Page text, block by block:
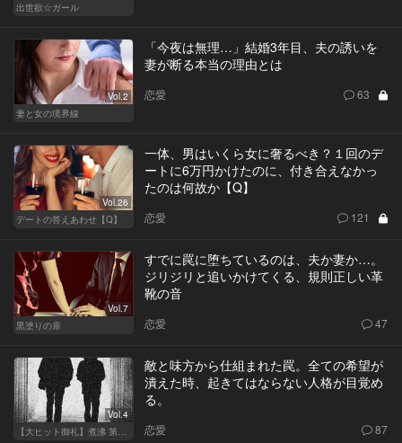
出世欲☆ガール
Vol.2
妻と女の境界線
「今夜は無理…」結婚3年目、夫の誘いを
妻が断る本当の理由とは
恋愛 63
Vol.26
デートの答えあわせ【Q】
一体、男はいくら女に奢るべき？１回のデ
ートに6万円かけたのに、付き合えなかっ
たのは何故か【Q】
恋愛 121
Vol.7
黒塗りの扉
すでに罠に堕ちているのは、夫か妻か…。
ジリジリと追いかけてくる、規則正しい革
靴の音
恋愛 47
Vol.4
【大ヒット御礼】煮沸 第二章
敵と味方から仕組まれた罠。全ての希望が
潰えた時、起きてはならない人格が目覚め
る。
恋愛 87